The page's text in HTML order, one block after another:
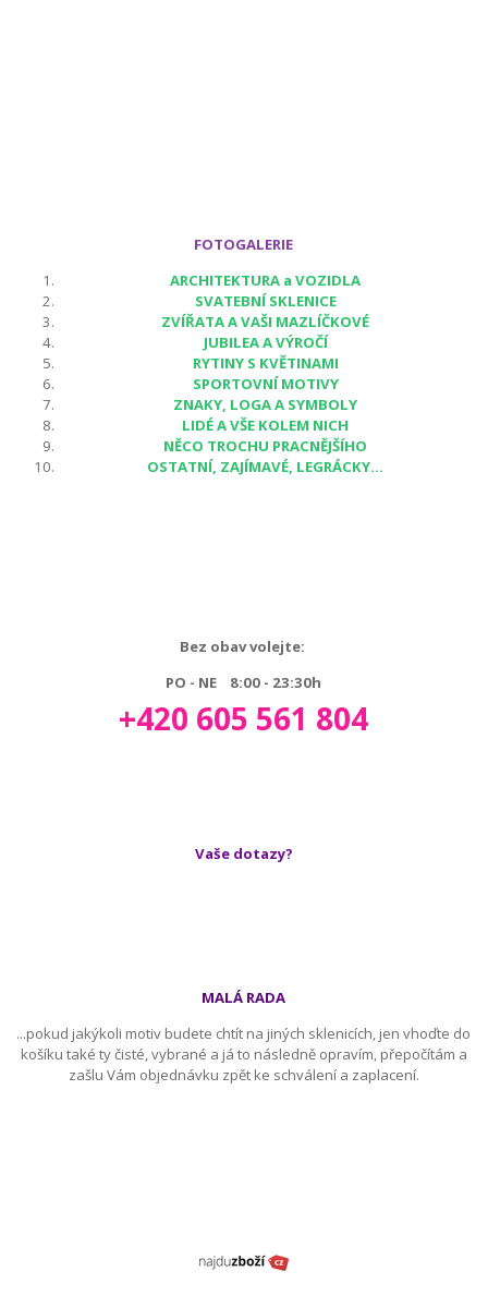
FOTOGALERIE
ARCHITEKTURA a VOZIDLA
SVATEBNÍ SKLENICE
ZVÍŘATA A VAŠI MAZLÍČKOVÉ
JUBILEA A VÝROČÍ
RYTINY S KVĚTINAMI
SPORTOVNÍ MOTIVY
ZNAKY, LOGA A SYMBOLY
LIDÉ A VŠE KOLEM NICH
NĚCO TROCHU PRACNĚJŠÍHO
OSTATNÍ, ZAJÍMAVÉ, LEGRÁCKY...
Bez obav volejte:
PO - NE 8:00 - 23:30h
+420 605 561 804
Vaše dotazy?
MALÁ RADA
...pokud jakýkoli motiv budete chtít na jiných sklenicích, jen vhoďte do
košíku také ty čisté, vybrané a já to následně opravím, přepočítám a
zašlu Vám objednávku zpět ke schválení a zaplacení.